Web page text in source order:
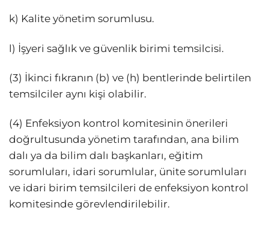
k) Kalite yönetim sorumlusu.
l) İşyeri sağlık ve güvenlik birimi temsilcisi.
(3) İkinci fıkranın (b) ve (h) bentlerinde belirtilen
temsilciler aynı kişi olabilir.
(4) Enfeksiyon kontrol komitesinin önerileri
doğrultusunda yönetim tarafından, ana bilim
dalı ya da bilim dalı başkanları, eğitim
sorumluları, idari sorumlular, ünite sorumluları
ve idari birim temsilcileri de enfeksiyon kontrol
komitesinde görevlendirilebilir.